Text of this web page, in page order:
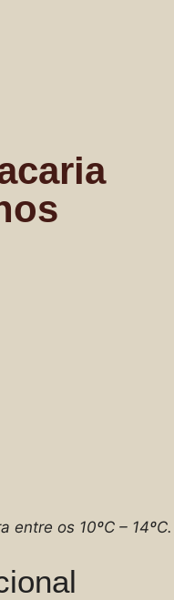
entre os 10ºC – 14ºC.